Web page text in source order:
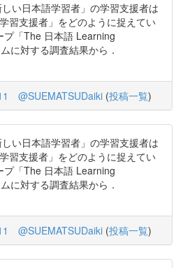
い日本語学習者」の学習支援者は
習支援者」をどのように捉えてい
「The 日本語 Learning
に対する調査結果から．
@SUEMATSUDaiki (投稿一覧)
い日本語学習者」の学習支援者は
習支援者」をどのように捉えてい
「The 日本語 Learning
に対する調査結果から．
@SUEMATSUDaiki (投稿一覧)